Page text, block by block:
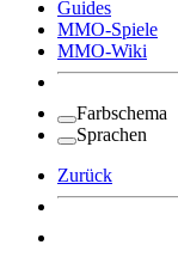
Guides
MMO-Spiele
MMO-Wiki
Farbschema
Sprachen
Zurück